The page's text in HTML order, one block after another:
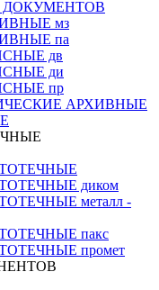
мз
па
дв
ди
пр
АРХИВНЫЕ
диком
металл -
пакс
промет